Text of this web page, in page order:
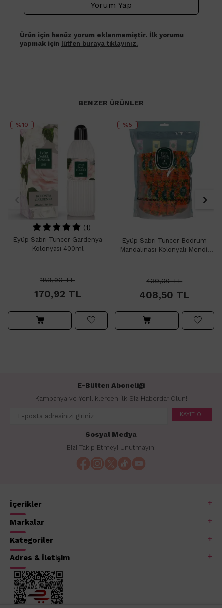
Yorum Yap
Ürün için henüz yorum eklenmemiştir. İlk yorumu
yapmak için lütfen buraya tıklayınız.
BENZER ÜRÜNLER
%10
(1)
Eyüp Sabri Tuncer Gardenya
Kolonyası 400ml
189,90TL
170,92 TL
%5
Eyüp Sabri Tuncer Bodrum
Mandalinası Kolonyalı Mendil
430,00TL
408,50 TL
E-Bülten Aboneliği
Kampanya ve Yeniliklerden İlk Siz Haberdar Olun!
KAYIT OL
Sosyal Medya
Bizi Takip Etmeyi Unutmayın!
İçerikler
Markalar
Kategoriler
Adres & İletişim